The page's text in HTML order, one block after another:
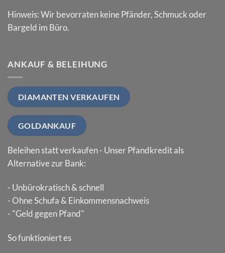
Hinweis: Wir bevorraten keine Pfänder, Schmuck oder
Bargeld im Büro.
ANKAUF & BELEIHUNG
DIAMANTEN VERKAUFEN
GOLDANKAUF
Beleihen statt verkaufen - Unser Pfandkredit als
Alternative zur Bank:
- Unbürokratisch & schnell
- Ohne Schufa & Einkommensnachweis
- "Geld gegen Pfand"
So funktioniert es